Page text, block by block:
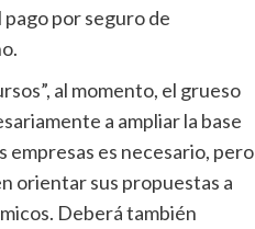
por seguro de
al momento, el grueso
a ampliar la base
empresas es necesario, pero
orientar sus propuestas a
Deberá también